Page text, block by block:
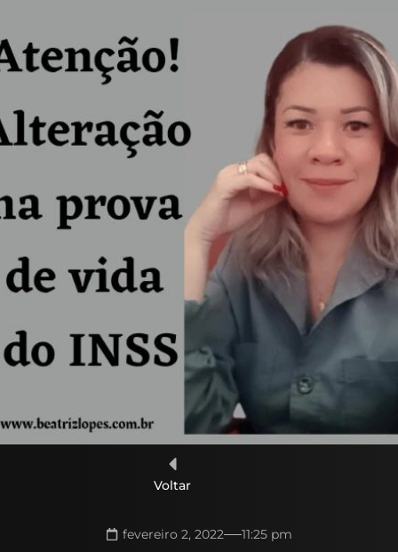
Voltar
fevereiro 2, 2022 11:25 pm